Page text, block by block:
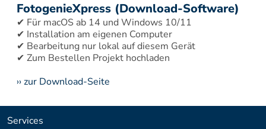
FotogenieXpress (Download-Software)
✔ Für macOS ab 14 und Windows 10/11
✔ Installation am eigenen Computer
✔ Bearbeitung nur lokal auf diesem Gerät
›› zur Download-Seite
Services